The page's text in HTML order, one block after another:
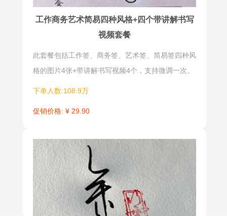
工作商务艺术简易四种风格+四个带讲解书写
视频套餐
此套餐包括工作签、商务签、艺术签、简易签四种风
格的图片4张+带讲解书写视频4个，支持微调一次。
下单人数:108.9万
促销价格: ¥ 29.90